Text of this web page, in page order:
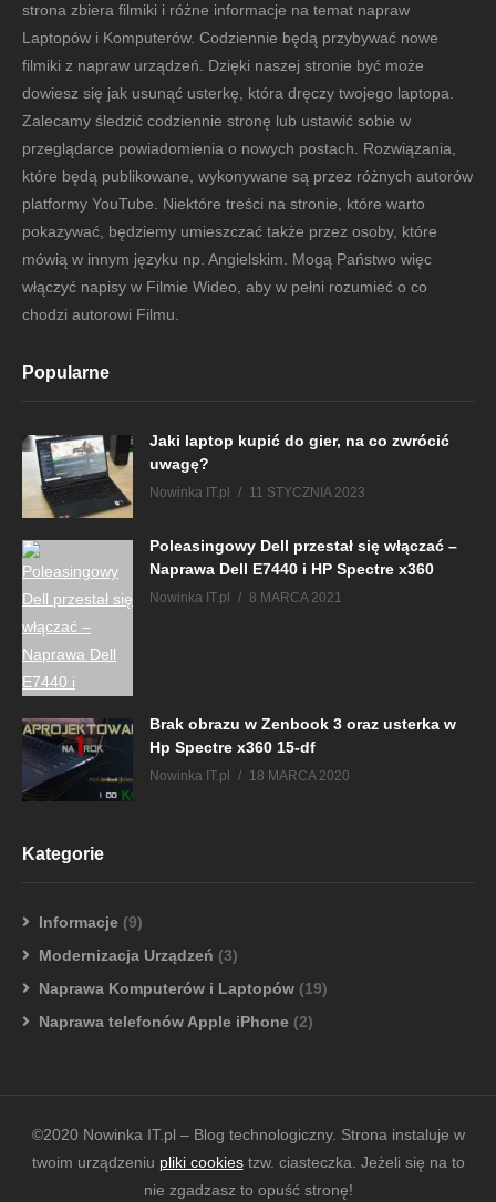
strona zbiera filmiki i różne informacje na temat napraw
Laptopów i Komputerów. Codziennie będą przybywać nowe
filmiki z napraw urządzeń. Dzięki naszej stronie być może
dowiesz się jak usunąć usterkę, która dręczy twojego laptopa.
Zalecamy śledzić codziennie stronę lub ustawić sobie w
przeglądarce powiadomienia o nowych postach. Rozwiązania,
które będą publikowane, wykonywane są przez różnych autorów
platformy YouTube. Niektóre treści na stronie, które warto
pokazywać, będziemy umieszczać także przez osoby, które
mówią w innym języku np. Angielskim. Mogą Państwo więc
włączyć napisy w Filmie Wideo, aby w pełni rozumieć o co
chodzi autorowi Filmu.
Popularne
Jaki laptop kupić do gier, na co zwrócić
uwagę?
Nowinka IT.pl 11 STYCZNIA 2023
Poleasingowy Dell przestał się włączać –
Naprawa Dell E7440 i HP Spectre x360
Nowinka IT.pl 8 MARCA 2021
Brak obrazu w Zenbook 3 oraz usterka w
Hp Spectre x360 15-df
Nowinka IT.pl 18 MARCA 2020
Kategorie
Informacje (9)
Modernizacja Urządzeń (3)
Naprawa Komputerów i Laptopów (19)
Naprawa telefonów Apple iPhone (2)
©2020 Nowinka IT.pl – Blog technologiczny. Strona instaluje w
twoim urządzeniu pliki cookiestzw. ciasteczka. Jeżeli się na to
nie zgadzasz to opuść stronę!